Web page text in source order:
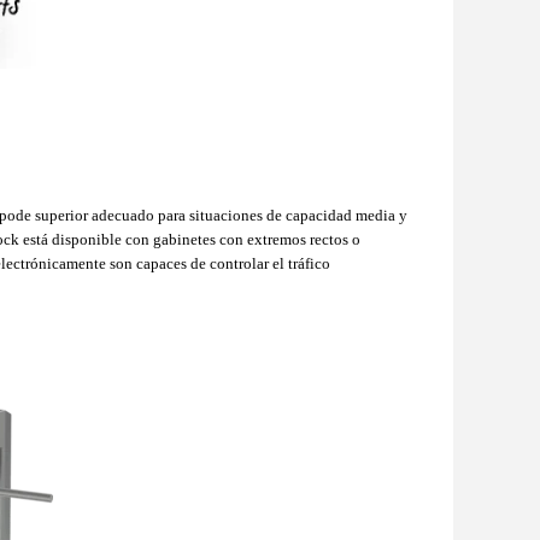
superior adecuado para situaciones de capacidad media y
está disponible con gabinetes con extremos rectos o
son capaces de controlar el tráfico